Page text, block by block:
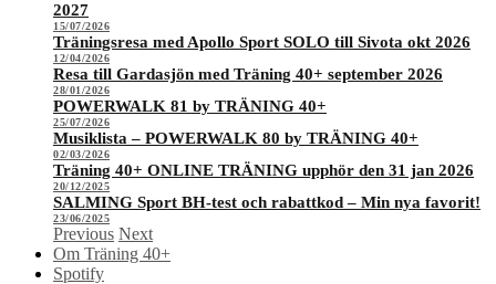
2027
15/07/2026
Träningsresa med Apollo Sport SOLO till Sivota okt 2026
12/04/2026
Resa till Gardasjön med Träning 40+ september 2026
28/01/2026
POWERWALK 81 by TRÄNING 40+
25/07/2026
Musiklista – POWERWALK 80 by TRÄNING 40+
02/03/2026
Träning 40+ ONLINE TRÄNING upphör den 31 jan 2026
20/12/2025
SALMING Sport BH-test och rabattkod – Min nya favorit!
23/06/2025
Previous Next
Om Träning 40+
Spotify